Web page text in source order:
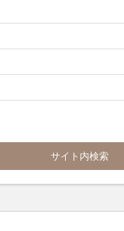
サイト内検索